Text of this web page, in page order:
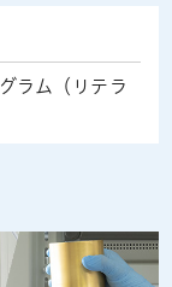
ラム（リテラ